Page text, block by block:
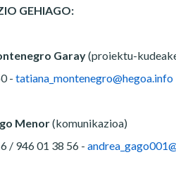
GEHIAGO:
Garay(proiektu-
- tatiana_montenegro@hegoa.info
Menor(komunikazioa)
/ 946 01 38 56 -